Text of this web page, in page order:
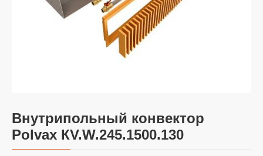
Внутрипольный конвектор
Polvax КV.W.245.1500.130